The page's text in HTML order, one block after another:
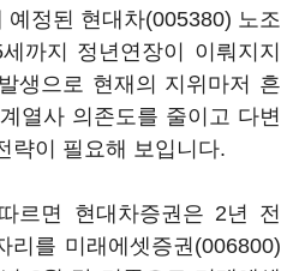
예정된 현대차(005380) 노조
까지 정년연장이 이뤄지지
생으로 현재의 지위마저 흔
열사 의존도를 줄이고 다변
략이 필요해 보입니다.
르면 현대차증권은 2년 전
리를 미래에셋증권(006800)